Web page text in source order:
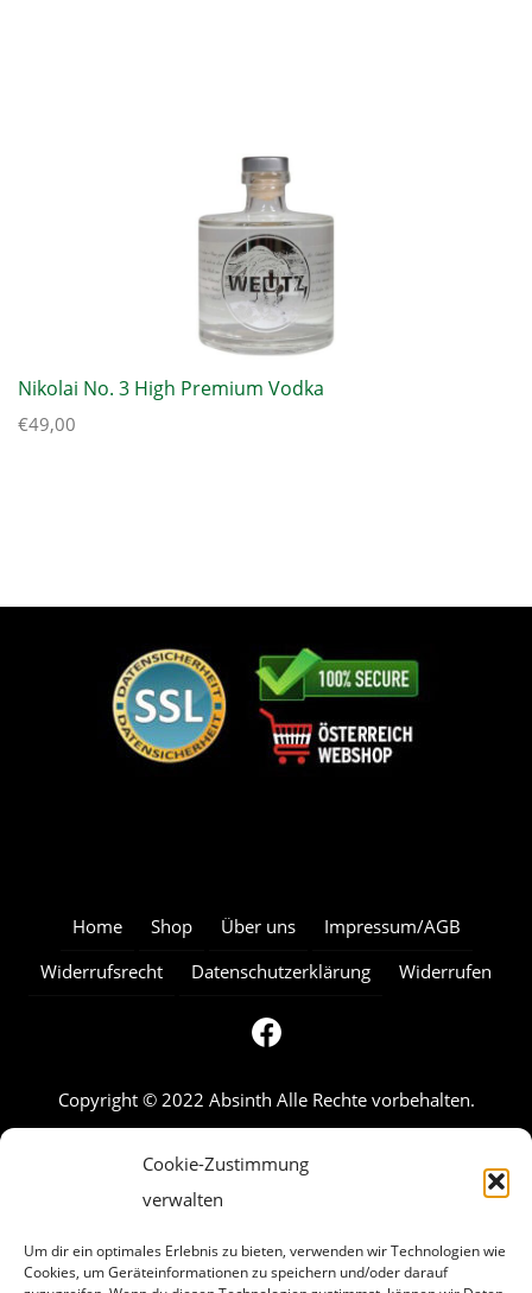
Cookie-Zustimmung
verwalten
Um dir ein optimales Erlebnis zu bieten, verwenden wir Technologien wie
Cookies, um Geräteinformationen zu speichern und/oder darauf
Nikolai No. 3 High Premium Vodka
€49,00
Home Shop Über uns
Impressum/AGB
Widerrufsrecht
Datenschutzerklärung Widerrufen
Copyright © 2022 Absinth Alle Rechte vorbehalten.